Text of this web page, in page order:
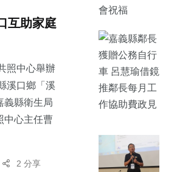
互助家庭
照中心舉辦
溪口鄉「溪
義縣衛生局
中心主任曹
2 分享